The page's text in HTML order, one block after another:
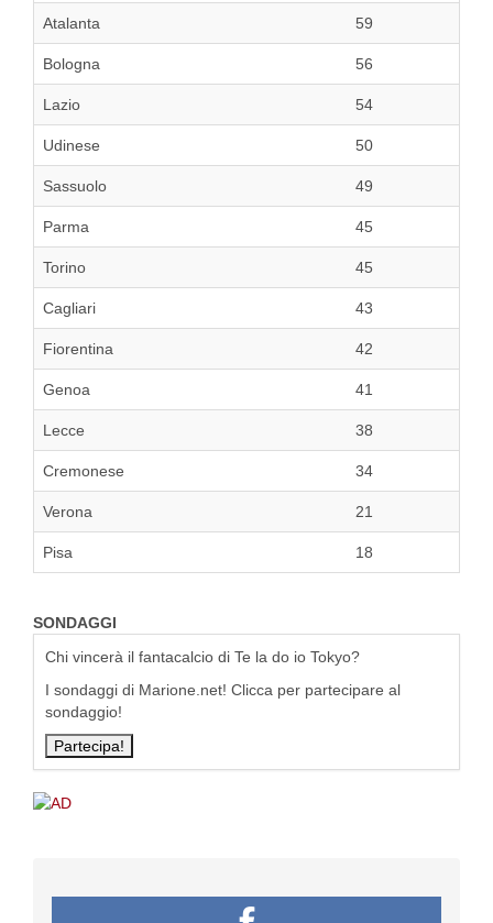
Atalanta 59
Bologna 56
Lazio 54
Udinese 50
Sassuolo 49
Parma 45
Torino 45
Cagliari 43
Fiorentina 42
Genoa 41
Lecce 38
Cremonese 34
Verona 21
Pisa 18
SONDAGGI
Chi vincerà il fantacalcio di Te la do io Tokyo?
I sondaggi di Marione.net! Clicca per partecipare al
sondaggio!